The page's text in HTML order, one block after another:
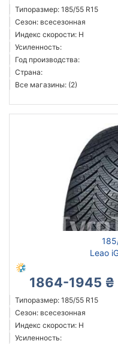
Типоразмер: 185/55 R15
Сезон: всесезонная
Индекс скорости: H
Усиленность:
Год производства:
Страна:
Все магазины: (2)
Leao
1864-1945 ₴
Типоразмер: 185/55 R15
Сезон: всесезонная
Индекс скорости: H
Усиленность: